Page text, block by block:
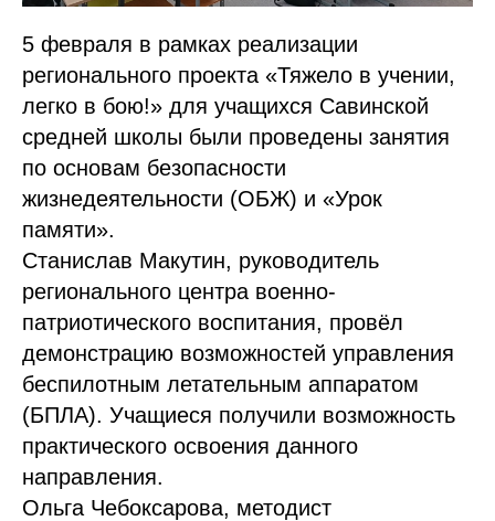
5 февраля в рамках реализации
регионального проекта «Тяжело в учении,
легко в бою!» для учащихся Савинской
средней школы были проведены занятия
по основам безопасности
жизнедеятельности (ОБЖ) и «Урок
памяти».
Станислав Макутин, руководитель
регионального центра военно-
патриотического воспитания, провёл
демонстрацию возможностей управления
беспилотным летательным аппаратом
(БПЛА). Учащиеся получили возможность
практического освоения данного
направления.
Ольга Чебоксарова, методист